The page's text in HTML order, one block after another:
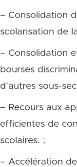
– Consolidation
scolarisation de
– Consolidation
bourses
d’autres sous-
– Recours aux
efficientes de
scolaires. ;
– Accélération